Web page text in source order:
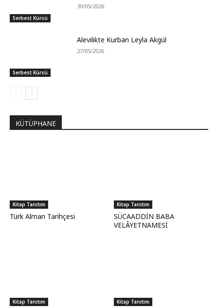
Serbest Kürsü
30/05/2026
Serbest Kürsü
Alevilikte Kurban Leyla Akgül
27/05/2026
KÜTÜPHANE
Kitap Tanıtım
Türk Alman Tarihçesi
Kitap Tanıtım
SÜCAADDİN BABA
VELÂYETNAMESİ
Kitap Tanıtım Kitap Tanıtım